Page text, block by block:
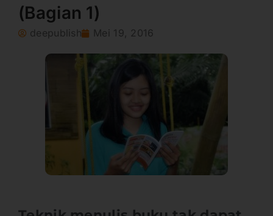
(Bagian 1)
deepublish Mei 19, 2016